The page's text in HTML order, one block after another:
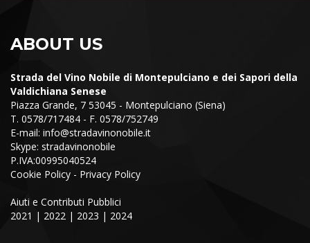
ABOUT US
Strada del Vino Nobile di Montepulciano e dei Sapori della
Valdichiana Senese
Piazza Grande, 7 53045 - Montepulciano (Siena)
T. 0578/717484 - F. 0578/752749
E-mail: info@stradavinonobile.it
Skype: stradavinonobile
P.IVA:00995040524
Cookie Policy - Privacy Policy
Aiuti e Contributi Pubblici
2021 | 2022 | 2023 | 2024